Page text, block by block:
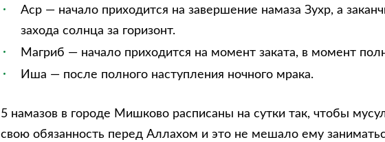
Аср — начало приходится на завершение намаза Зухр, а
захода солнца за горизонт.
Магриб — начало приходится на момент заката, в момент
Иша — после полного наступления ночного мрака.
5 намазов в городе Мишково расписаны на сутки так, чтобы
свою обязанность перед Аллахом и это не мешало ему